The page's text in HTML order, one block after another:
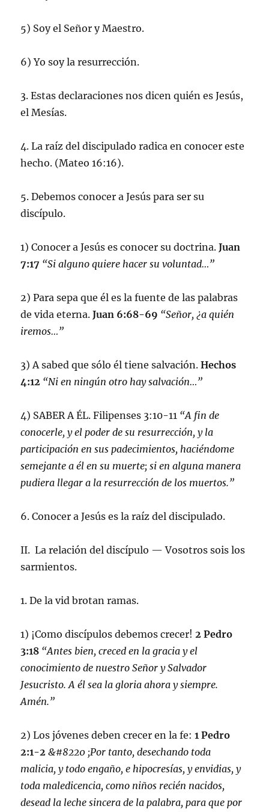
5) Soy el Señor y Maestro.
6) Yo soy la resurrección.
3. Estas declaraciones nos dicen quién es Jesús,
el Mesías.
4. La raíz del discipulado radica en conocer este
hecho. (Mateo 16:16).
5. Debemos conocer a Jesús para ser su
discípulo.
1) Conocer a Jesús es conocer su doctrina.Juan
7:17 “Si alguno quiere hacer su voluntad…”
2) Para sepa que él es la fuente de las palabras
de vida eterna.Juan 6:68-69 “Señor, ¿a quién
iremos…”
3) A sabed que sólo él tiene salvación.Hechos
4:12 “Ni en ningún otro hay salvación…”
4) SABER A ÉL. Filipenses 3:10-11 “A fin de
conocerle, y el poder de su resurrección, y la
participación en sus padecimientos, haciéndome
semejante a él en su muerte; si en alguna manera
pudiera llegar a la resurrección de los muertos.”
6. Conocer a Jesús es la raíz del discipulado.
II. La relación del discípulo — Vosotros sois los
sarmientos.
1. De la vid brotan ramas.
1) ¡Como discípulos debemos crecer! 2 Pedro
3:18 “Antes bien, creced en la gracia y el
conocimiento de nuestro Señor y Salvador
Jesucristo. A él sea la gloria ahora y siempre.
Amén.”
2) Los jóvenes deben crecer en la fe:1 Pedro
2:1-2 &#8220 ;Por tanto, desechando toda
malicia, y todo engaño, e hipocresías, y envidias, y
toda maledicencia, como niños recién nacidos,
desead la leche sincera de la palabra, para que por